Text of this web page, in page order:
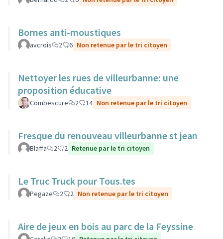
Bornes anti-moustiques
avcrois 2 6 Non retenue par le tri citoyen
Nettoyer les rues de villeurbanne: une
proposition éducative
Combescure 2 14 Non retenue par le tri citoyen
Fresque du renouveau villeurbanne st jean
Blaffa 2 2 Retenue par le tri citoyen
Le Truc Truck pour Tous.tes
Pegaze 2 2 Non retenue par le tri citoyen
Aire de jeux en bois au parc de la Feyssine